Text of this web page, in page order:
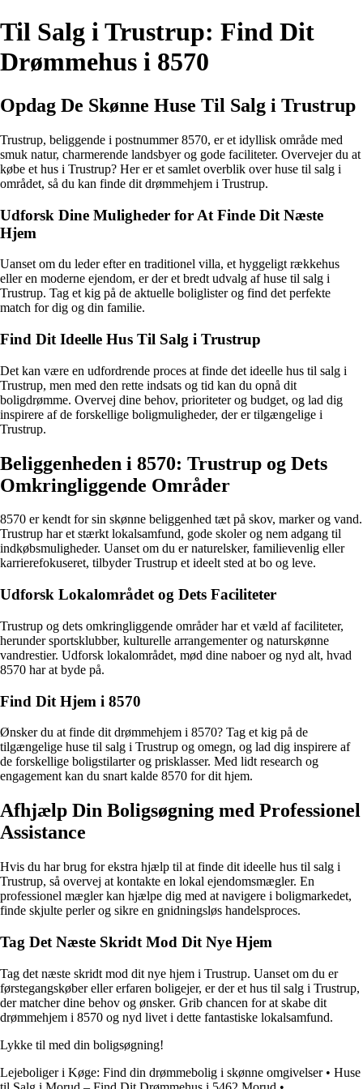
Til Salg i Trustrup: Find Dit
Drømmehus i 8570
Opdag De Skønne Huse Til Salg i Trustrup
Trustrup, beliggende i postnummer 8570, er et idyllisk område med
smuk natur, charmerende landsbyer og gode faciliteter. Overvejer du at
købe et hus i Trustrup? Her er et samlet overblik over huse til salg i
området, så du kan finde dit drømmehjem i Trustrup.
Udforsk Dine Muligheder for At Finde Dit Næste
Hjem
Uanset om du leder efter en traditionel villa, et hyggeligt rækkehus
eller en moderne ejendom, er der et bredt udvalg af huse til salg i
Trustrup. Tag et kig på de aktuelle boliglister og find det perfekte
match for dig og din familie.
Find Dit Ideelle Hus Til Salg i Trustrup
Det kan være en udfordrende proces at finde det ideelle hus til salg i
Trustrup, men med den rette indsats og tid kan du opnå dit
boligdrømme. Overvej dine behov, prioriteter og budget, og lad dig
inspirere af de forskellige boligmuligheder, der er tilgængelige i
Trustrup.
Beliggenheden i 8570: Trustrup og Dets
Omkringliggende Områder
8570 er kendt for sin skønne beliggenhed tæt på skov, marker og vand.
Trustrup har et stærkt lokalsamfund, gode skoler og nem adgang til
indkøbsmuligheder. Uanset om du er naturelsker, familievenlig eller
karrierefokuseret, tilbyder Trustrup et ideelt sted at bo og leve.
Udforsk Lokalområdet og Dets Faciliteter
Trustrup og dets omkringliggende områder har et væld af faciliteter,
herunder sportsklubber, kulturelle arrangementer og naturskønne
vandrestier. Udforsk lokalområdet, mød dine naboer og nyd alt, hvad
8570 har at byde på.
Find Dit Hjem i 8570
Ønsker du at finde dit drømmehjem i 8570? Tag et kig på de
tilgængelige huse til salg i Trustrup og omegn, og lad dig inspirere af
de forskellige boligstilarter og prisklasser. Med lidt research og
engagement kan du snart kalde 8570 for dit hjem.
Afhjælp Din Boligsøgning med Professionel
Assistance
Hvis du har brug for ekstra hjælp til at finde dit ideelle hus til salg i
Trustrup, så overvej at kontakte en lokal ejendomsmægler. En
professionel mægler kan hjælpe dig med at navigere i boligmarkedet,
finde skjulte perler og sikre en gnidningsløs handelsproces.
Tag Det Næste Skridt Mod Dit Nye Hjem
Tag det næste skridt mod dit nye hjem i Trustrup. Uanset om du er
førstegangskøber eller erfaren boligejer, er der et hus til salg i Trustrup,
der matcher dine behov og ønsker. Grib chancen for at skabe dit
drømmehjem i 8570 og nyd livet i dette fantastiske lokalsamfund.
Lykke til med din boligsøgning!
Lejeboliger i Køge: Find din drømmebolig i skønne omgivelser• Huse